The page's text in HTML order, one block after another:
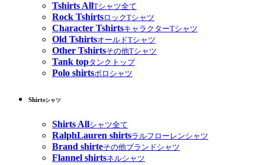
Tshirts AllTシャツ全て
Rock TshirtsロックTシャツ
Character TshirtsキャラクターTシャツ
Old TshirtsオールドTシャツ
Other Tshirtsその他Tシャツ
Tank topタンクトップ
Polo shirtsポロシャツ
Shirtsシャツ
Shirts Allシャツ全て
RalphLauren shirtsラルフローレンシャツ
Brand shirteその他ブランドシャツ
Flannel shirtsネルシャツ